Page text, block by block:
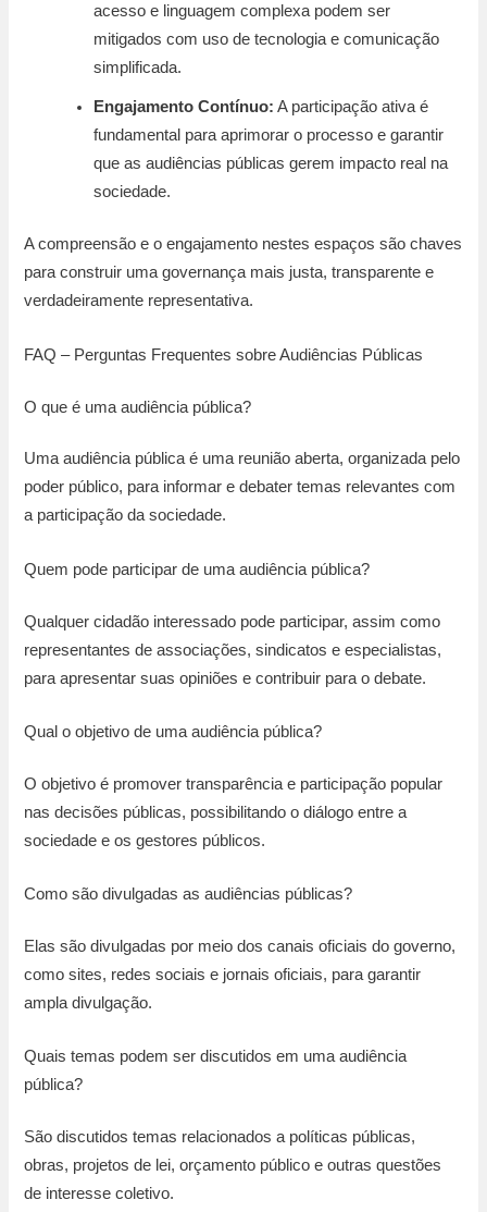
acesso e linguagem complexa podem ser
mitigados com uso de tecnologia e comunicação
simplificada.
Engajamento Contínuo: A participação ativa é
fundamental para aprimorar o processo e garantir
que as audiências públicas gerem impacto real na
sociedade.
A compreensão e o engajamento nestes espaços são chaves
para construir uma governança mais justa, transparente e
verdadeiramente representativa.
FAQ – Perguntas Frequentes sobre Audiências Públicas
O que é uma audiência pública?
Uma audiência pública é uma reunião aberta, organizada pelo
poder público, para informar e debater temas relevantes com
a participação da sociedade.
Quem pode participar de uma audiência pública?
Qualquer cidadão interessado pode participar, assim como
representantes de associações, sindicatos e especialistas,
para apresentar suas opiniões e contribuir para o debate.
Qual o objetivo de uma audiência pública?
O objetivo é promover transparência e participação popular
nas decisões públicas, possibilitando o diálogo entre a
sociedade e os gestores públicos.
Como são divulgadas as audiências públicas?
Elas são divulgadas por meio dos canais oficiais do governo,
como sites, redes sociais e jornais oficiais, para garantir
ampla divulgação.
Quais temas podem ser discutidos em uma audiência
pública?
São discutidos temas relacionados a políticas públicas,
obras, projetos de lei, orçamento público e outras questões
de interesse coletivo.